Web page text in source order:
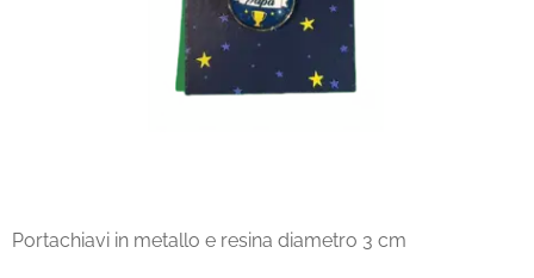
Portachiavi in metallo e resina diametro 3 cm